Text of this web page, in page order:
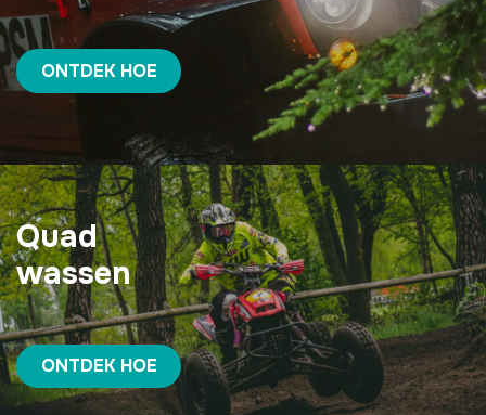
ONTDEK HOE
Quad
wassen
ONTDEK HOE